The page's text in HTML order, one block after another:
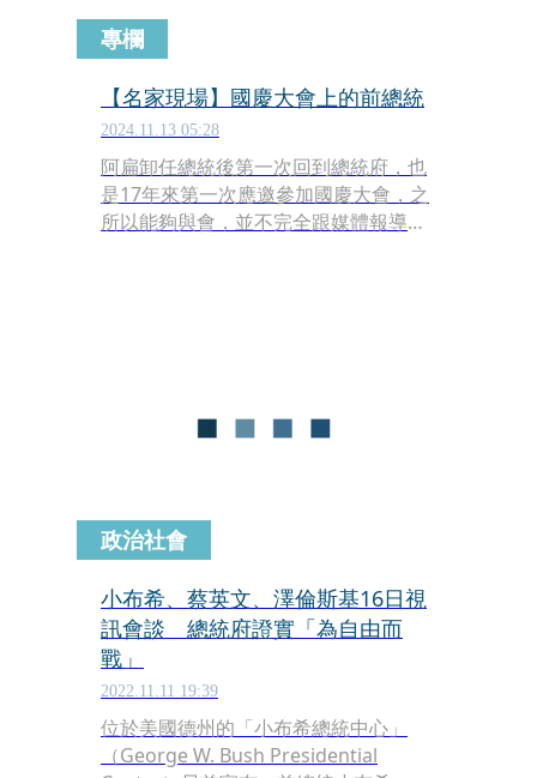
專欄
【名家現場】國慶大會上的前總統
2024.11.13 05:28
阿扁卸任總統後第一次回到總統府，也
是17年來第一次應邀參加國慶大會，之
所以能夠與會，並不完全跟媒體報導或
政治社會
小布希、蔡英文、澤倫斯基16日視
訊會談 總統府證實「為自由而
戰」
2022.11.11 19:39
位於美國德州的「小布希總統中心」
（George W. Bush Presidential